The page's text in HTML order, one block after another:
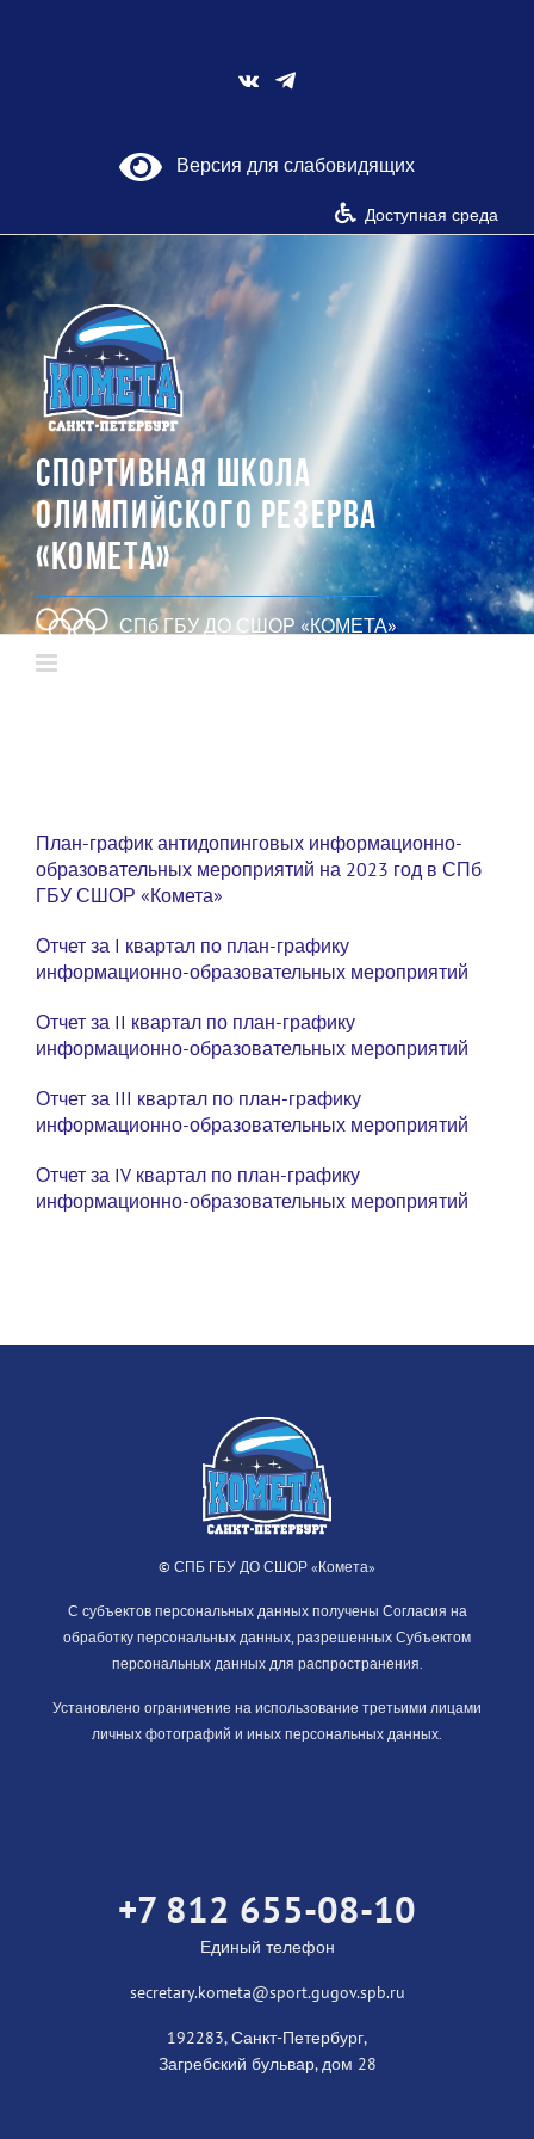
Vk
Версия для слабовидящих
Доступная среда
СПОРТИВНАЯ ШКОЛА
ОЛИМПИЙСКОГО РЕЗЕРВА
«КОМЕТА»
СПб ГБУ ДО СШОР «КОМЕТА»
План-график антидопинговых информационно-
образовательных мероприятий на 2023 год в СПб
ГБУ СШОР «Комета»
Отчет за I квартал по план-графику
информационно-образовательных мероприятий
Отчет за II квартал по план-графику
информационно-образовательных мероприятий
Отчет за III квартал по план-графику
информационно-образовательных мероприятий
Отчет за IV квартал по план-графику
информационно-образовательных мероприятий
© СПБ ГБУ ДО СШОР «Комета»
С субъектов персональных данных получены Согласия на
обработку персональных данных, разрешенных Субъектом
персональных данных для распространения.
Установлено ограничение на использование третьими лицами
личных фотографий и иных персональных данных.
+7 812 655-08-10
Единый телефон
secretary.kometa@sport.gugov.spb.ru
192283, Санкт-Петербург,
Загребский бульвар, дом 28